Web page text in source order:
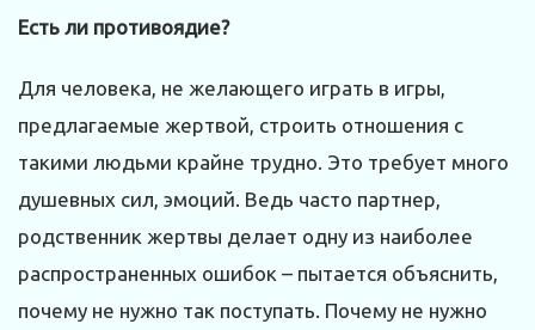
Есть ли противоядие?
Для человека, не желающего играть в игры,
предлагаемые жертвой, строить отношения с
такими людьми крайне трудно. Это требует много
душевных сил, эмоций. Ведь часто партнер,
родственник жертвы делает одну из наиболее
распространенных ошибок – пытается объяснить,
почему не нужно так поступать. Почему не нужно